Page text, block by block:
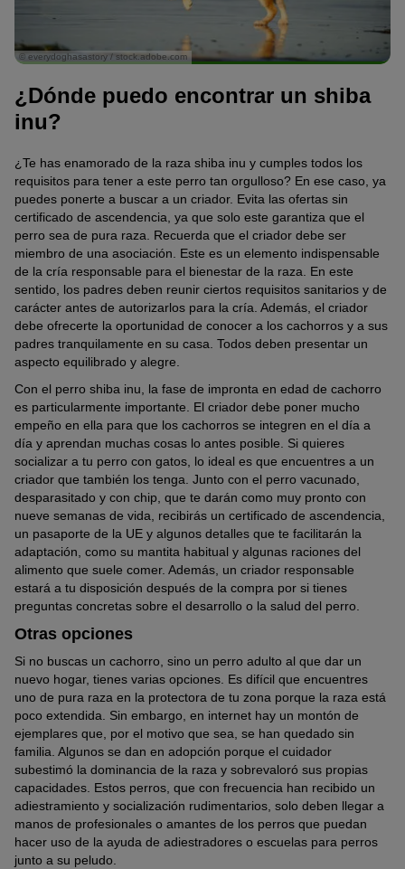
© everydoghasastory / stock.adobe.com
¿Dónde puedo encontrar un shiba
inu?
¿Te has enamorado de la raza shiba inu y cumples todos los
requisitos para tener a este perro tan orgulloso? En ese caso, ya
puedes ponerte a buscar a un criador. Evita las ofertas sin
certificado de ascendencia, ya que solo este garantiza que el
perro sea de pura raza. Recuerda que el criador debe ser
miembro de una asociación. Este es un elemento indispensable
de la cría responsable para el bienestar de la raza. En este
sentido, los padres deben reunir ciertos requisitos sanitarios y de
carácter antes de autorizarlos para la cría. Además, el criador
debe ofrecerte la oportunidad de conocer a los cachorros y a sus
padres tranquilamente en su casa. Todos deben presentar un
aspecto equilibrado y alegre.
Con el perro shiba inu, la fase de impronta en edad de cachorro
es particularmente importante. El criador debe poner mucho
empeño en ella para que los cachorros se integren en el día a
día y aprendan muchas cosas lo antes posible. Si quieres
socializar a tu perro con gatos, lo ideal es que encuentres a un
criador que también los tenga. Junto con el perro vacunado,
desparasitado y con chip, que te darán como muy pronto con
nueve semanas de vida, recibirás un certificado de ascendencia,
un pasaporte de la UE y algunos detalles que te facilitarán la
adaptación, como su mantita habitual y algunas raciones del
alimento que suele comer. Además, un criador responsable
estará a tu disposición después de la compra por si tienes
preguntas concretas sobre el desarrollo o la salud del perro.
Otras opciones
Si no buscas un cachorro, sino un perro adulto al que dar un
nuevo hogar, tienes varias opciones. Es difícil que encuentres
uno de pura raza en la protectora de tu zona porque la raza está
poco extendida. Sin embargo, en internet hay un montón de
ejemplares que, por el motivo que sea, se han quedado sin
familia. Algunos se dan en adopción porque el cuidador
subestimó la dominancia de la raza y sobrevaloró sus propias
capacidades. Estos perros, que con frecuencia han recibido un
adiestramiento y socialización rudimentarios, solo deben llegar a
manos de profesionales o amantes de los perros que puedan
hacer uso de la ayuda de adiestradores o escuelas para perros
junto a su peludo.